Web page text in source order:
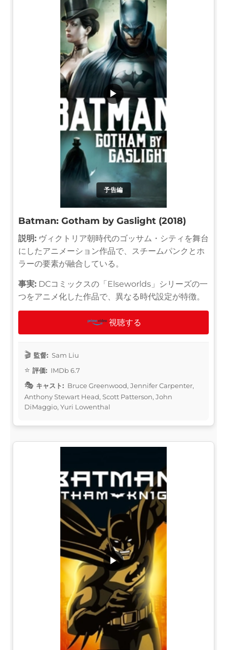
予告編
▶
Batman: Gotham by Gaslight (2018)
説明: ヴィクトリア朝時代のゴッサム・シティを舞台
にしたアニメーション作品で、スチームパンクとホ
ラーの要素が融合している。
事実: DCコミックスの「Elseworlds」シリーズの一
つをアニメ化した作品で、異なる時代設定が特徴。
視聴する
監督: Sam Liu
評価: IMDb 6.7
キャスト: Bruce Greenwood, Jennifer Carpenter,
Anthony Stewart Head, Scott Patterson, John
DiMaggio, Yuri Lowenthal
▶